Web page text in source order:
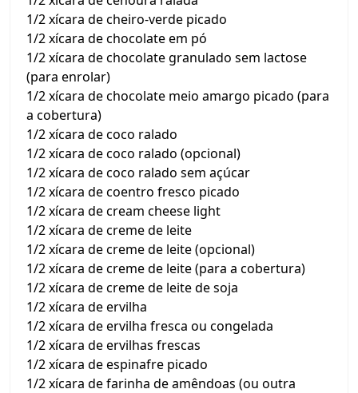
1/2 xícara de cheiro-verde picado
1/2 xícara de chocolate em pó
1/2 xícara de chocolate granulado sem lactose
(para enrolar)
1/2 xícara de chocolate meio amargo picado (para
a cobertura)
1/2 xícara de coco ralado
1/2 xícara de coco ralado (opcional)
1/2 xícara de coco ralado sem açúcar
1/2 xícara de coentro fresco picado
1/2 xícara de cream cheese light
1/2 xícara de creme de leite
1/2 xícara de creme de leite (opcional)
1/2 xícara de creme de leite (para a cobertura)
1/2 xícara de creme de leite de soja
1/2 xícara de ervilha
1/2 xícara de ervilha fresca ou congelada
1/2 xícara de ervilhas frescas
1/2 xícara de espinafre picado
1/2 xícara de farinha de amêndoas (ou outra